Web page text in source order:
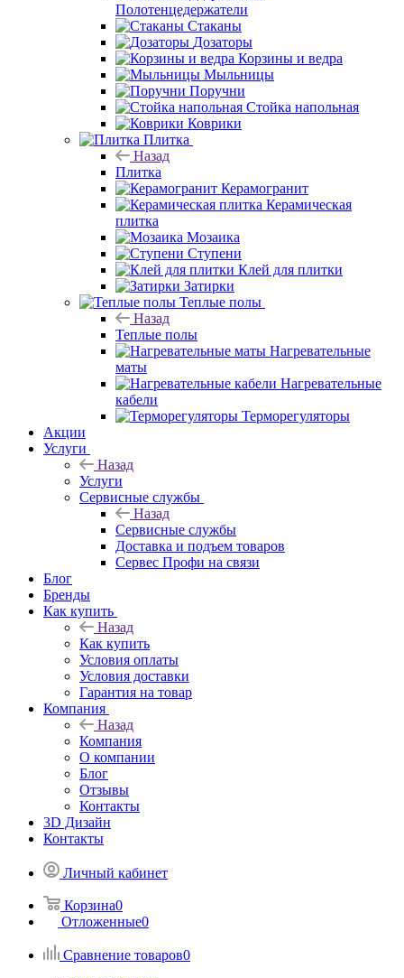
Полотенцедержатели
Стаканы
Дозаторы
Корзины и ведра
Мыльницы
Поручни
Стойка напольная
Коврики
Плитка
Назад
Плитка
Керамогранит
Керамическая
плитка
Мозаика
Ступени
Клей для плитки
Затирки
Теплые полы
Назад
Теплые полы
Нагревательные
маты
Нагревательные
кабели
Терморегуляторы
Акции
Услуги
Назад
Услуги
Сервисные службы
Назад
Сервисные службы
Доставка и подъем товаров
Сервес Профи на связи
Блог
Бренды
Как купить
Назад
Как купить
Условия оплаты
Условия доставки
Гарантия на товар
Компания
Назад
Компания
О компании
Блог
Отзывы
Контакты
3D Дизайн
Контакты
Личный кабинет
Корзина0
Отложенные0
Сравнение товаров0